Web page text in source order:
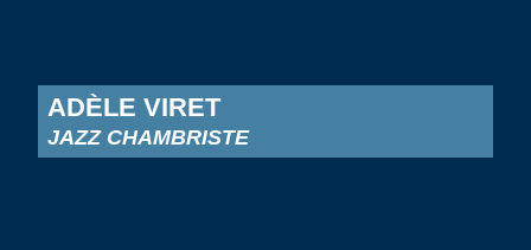
ADÈLE VIRET
JAZZ CHAMBRISTE